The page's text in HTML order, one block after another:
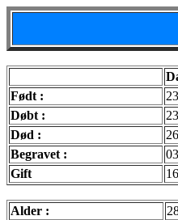
Født :
Døbt :
Død :
Begravet :
Gift
Alder :